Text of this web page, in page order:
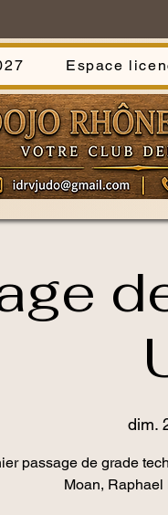
Espace
dim.
passage de grade
Moan,